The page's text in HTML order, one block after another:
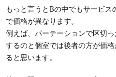
もっと言うとBの中でもサービス
で価格が異なります。
例えば、パーテーションで区切
するのと個室では後者の方が価
ると思います。